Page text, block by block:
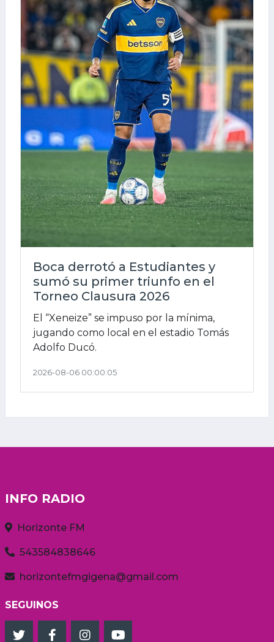
Boca derrotó a Estudiantes y
sumó su primer triunfo en el
Torneo Clausura 2026
El “Xeneize” se impuso por la mínima,
jugando como local en el estadio Tomás
Adolfo Ducó.
2026-08-06 00:00:05
INFO RADIO
Horizonte FM
543584838646
horizontefmgigena@gmail.com
SEGUINOS